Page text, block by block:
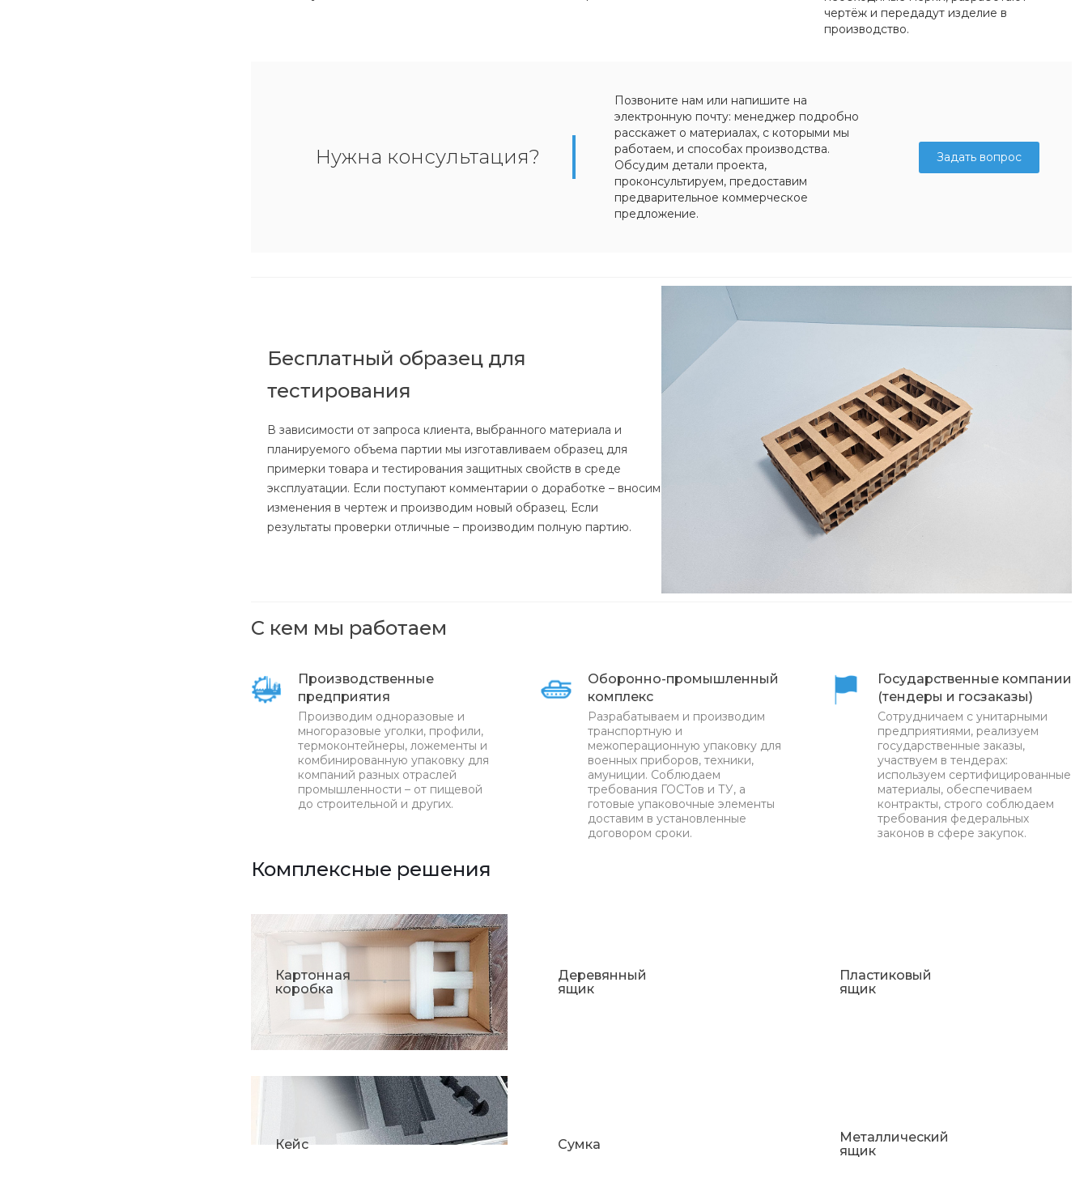
чертёж и передадут изделие в
производство.
Нужна консультация?
Позвоните нам или напишите на
электронную почту: менеджер подробно
расскажет о материалах, с которыми мы
работаем, и способах производства.
Обсудим детали проекта,
проконсультируем, предоставим
предварительное коммерческое
предложение.
Задать вопрос
Бесплатный образец для
тестирования
В зависимости от запроса клиента, выбранного материала и
планируемого объема партии мы изготавливаем образец для
примерки товара и тестирования защитных свойств в среде
эксплуатации. Если поступают комментарии о доработке – вносим
изменения в чертеж и производим новый образец. Если
результаты проверки отличные – производим полную партию.
С кем мы работаем
Производственные
предприятия
Производим одноразовые и
многоразовые уголки, профили,
термоконтейнеры, ложементы и
комбинированную упаковку для
компаний разных отраслей
промышленности – от пищевой
до строительной и других.
Оборонно-промышленный
комплекс
Разрабатываем и производим
транспортную и
межоперационную упаковку для
военных приборов, техники,
амуниции. Соблюдаем
требования ГОСТов и ТУ, а
готовые упаковочные элементы
доставим в установленные
договором сроки.
Государственные компании
(тендеры и госзаказы)
Сотрудничаем с унитарными
предприятиями, реализуем
государственные заказы,
участвуем в тендерах:
используем сертифицированные
материалы, обеспечиваем
контракты, строго соблюдаем
требования федеральных
законов в сфере закупок.
Комплексные решения
Картонная
коробка
Деревянный
ящик
Пластиковый
ящик
Кейс Сумка
Металлический
ящик